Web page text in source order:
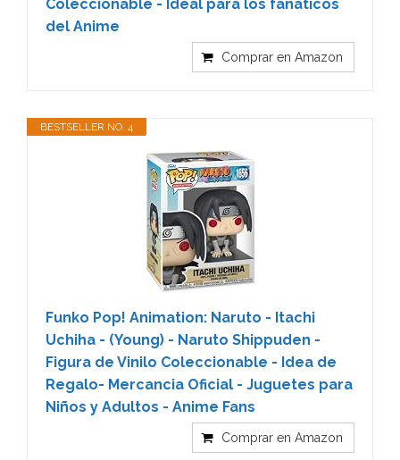
Coleccionable - Ideal para los fanáticos
del Anime
Comprar en Amazon
BESTSELLER NO. 4
Funko Pop! Animation: Naruto - Itachi
Uchiha - (Young) - Naruto Shippuden -
Figura de Vinilo Coleccionable - Idea de
Regalo- Mercancia Oficial - Juguetes para
Niños y Adultos - Anime Fans
Comprar en Amazon